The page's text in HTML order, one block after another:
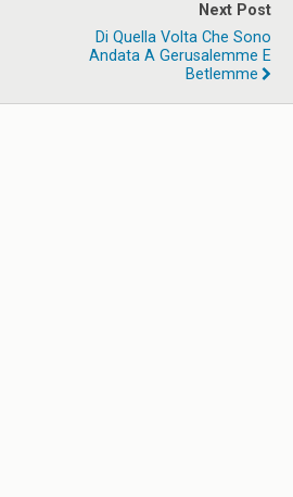
Next Post
Di Quella Volta Che Sono
Andata A Gerusalemme E
Betlemme